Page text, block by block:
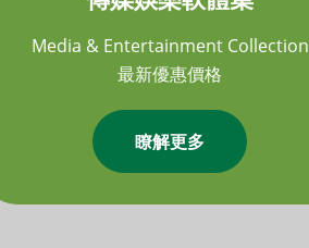
Media & Entertainment Collection
最新優惠價格
瞭解更多